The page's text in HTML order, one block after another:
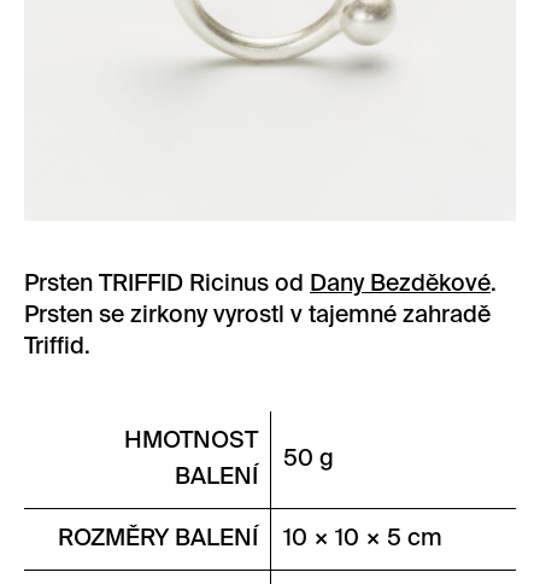
Prsten TRIFFID Ricinus od Dany Bezděkové.
Prsten se zirkony vyrostl v tajemné zahradě
Triffid.
HMOTNOST
BALENÍ
50 g
ROZMĚRY BALENÍ 10 × 10 × 5 cm